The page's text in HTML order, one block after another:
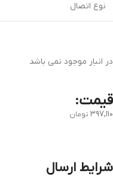
نوع اتصال
در انبار موجود نمی باشد
قیمت:
۳۹۷,۱۱۰ تومان
شرایط ارسال